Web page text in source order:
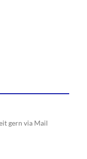
gern via Mail